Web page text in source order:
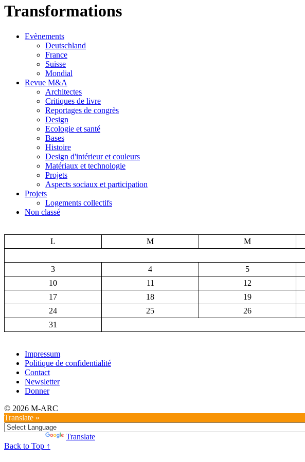
Transformations
Evènements
Deutschland
France
Suisse
Mondial
Revue M&A
Architectes
Critiques de livre
Reportages de congrès
Design
Ecologie et santé
Bases
Histoire
Design d'intérieur et couleurs
Matériaux et technologie
Projets
Aspects sociaux et participation
Projets
Logements collectifs
Non classé
L
M M
3
4 5
10
11 12
17
18 19
24
25 26
31
Impressum
Politique de confidentialité
Contact
Newsletter
Donner
© 2026 M-ARC
Translate »
Translate
Back to Top ↑